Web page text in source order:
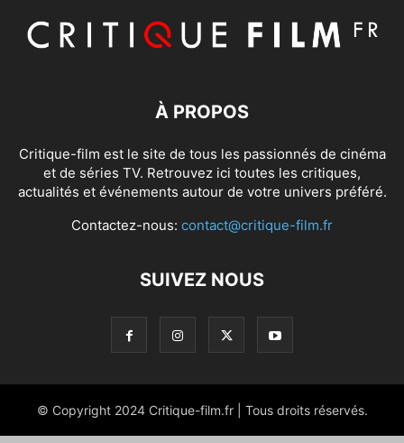
À PROPOS
Critique-film est le site de tous les passionnés de cinéma
et de séries TV. Retrouvez ici toutes les critiques,
actualités et événements autour de votre univers préféré.
Contactez-nous: contact@critique-film.fr
SUIVEZ NOUS
© Copyright 2024 Critique-film.fr | Tous droits réservés.